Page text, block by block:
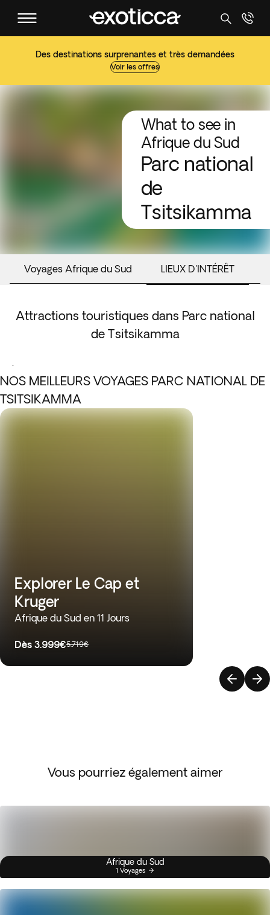
Des destinations surprenantes et très demandées
Voir les offres
What to see in
Afrique du Sud
Parc national
de
Tsitsikamma
Voyages Afrique du Sud LIEUX D'INTÉRÊT
Attractions touristiques dans Parc national
de Tsitsikamma
.
NOS MEILLEURS VOYAGES PARC NATIONAL DE
TSITSIKAMMA
Explorer Le Cap et
Kruger
Afrique du Sud en 11 Jours
Dès 3.999€5.719€
Vous pourriez également aimer
Afrique du Sud
1 Voyages